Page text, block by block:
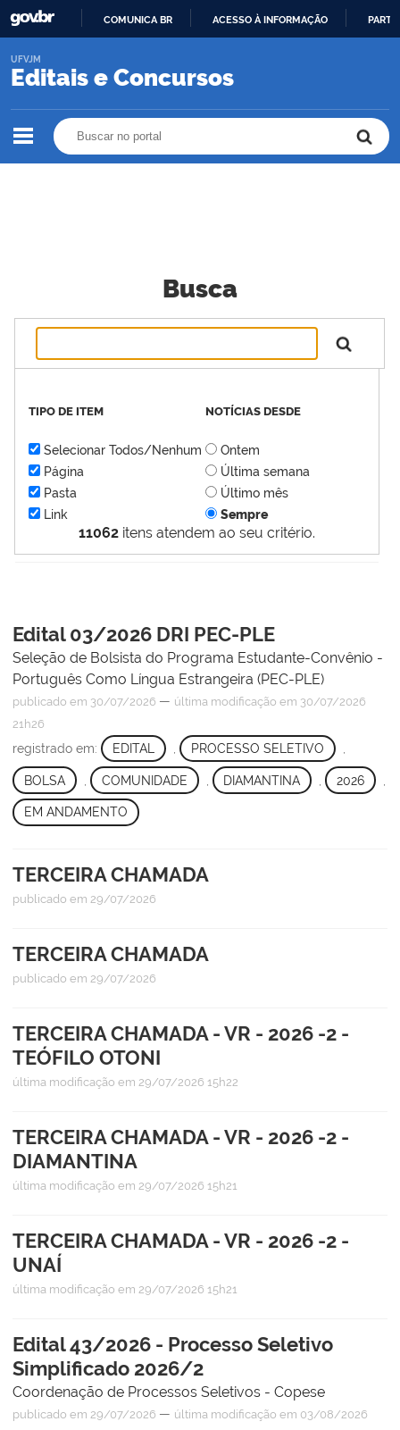
O
COMUNICA BR ACESSO À INFORMAÇÃO
Editais e Concursos
UFVJM
Busca
11062 itens atendem ao seu critério.
TIPO DE ITEM
Selecionar Todos/Nenhum
Página
Pasta
Link
NOTÍCIAS DESDE
Ontem
Última semana
Último mês
Sempre
Edital 03/2026 DRI PEC-PLE
Seleção de Bolsista do Programa Estudante-Convênio -
Português Como Língua Estrangeira (PEC-PLE)
publicado em 30/07/2026 — última modificação em 30/07/2026
21h26
registrado em: EDITAL PROCESSO SELETIVO
BOLSA COMUNIDADE DIAMANTINA , 2026
EM ANDAMENTO
TERCEIRA CHAMADA
publicado em 29/07/2026
TERCEIRA CHAMADA
publicado em 29/07/2026
TERCEIRA CHAMADA - VR - 2026 -2 -
TEÓFILO OTONI
última modificação em 29/07/2026 15h22
TERCEIRA CHAMADA - VR - 2026 -2 -
DIAMANTINA
última modificação em 29/07/2026 15h21
TERCEIRA CHAMADA - VR - 2026 -2 -
UNAÍ
última modificação em 29/07/2026 15h21
Edital 43/2026 - Processo Seletivo
Simplificado 2026/2
Coordenação de Processos Seletivos - Copese
publicado em 29/07/2026 — última modificação em 03/08/2026